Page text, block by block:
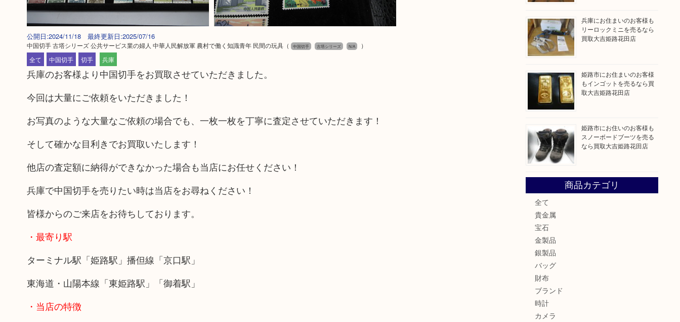
公開日:2024/11/18 最終更新日:2025/07/16
中国切手 古塔シリーズ 公共サービス業の婦人 中華人民解放軍 農村で働く知識青年 民間の玩具（ 中国切手 古塔シリーズ N/A
）
全て
中国切手 切手 兵庫
兵庫のお客様より中国切手をお買取させていただきました。
今回は大量にご依頼をいただきました！
お写真のような大量なご依頼の場合でも、一枚一枚を丁寧に査定させていただきます！
そして確かな目利きでお買取いたします！
他店の査定額に納得ができなかった場合も当店にお任せください！
兵庫で中国切手を売りたい時は当店をお尋ねください！
皆様からのご来店をお待ちしております。
・最寄り駅
ターミナル駅「姫路駅」播但線「京口駅」
東海道・山陽本線「東姫路駅」「御着駅」
・当店の特徴
兵庫にお住まいのお客様も
リーロックミニを売るなら
買取大吉姫路花田店
姫路市にお住まいのお客様
もインゴットを売るなら買
取大吉姫路花田店
姫路市にお住いのお客様も
スノーボードブーツを売る
なら買取大吉姫路花田店
商品カテゴリ
全て
貴金属
宝石
金製品
銀製品
バッグ
財布
ブランド
時計
カメラ